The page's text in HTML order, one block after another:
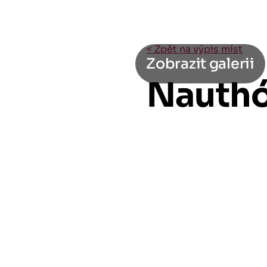
< Zpět na výpis míst
Zobrazit galerii